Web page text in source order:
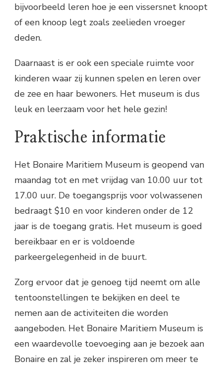
bijvoorbeeld leren hoe je een vissersnet knoopt
of een knoop legt zoals zeelieden vroeger
deden.
Daarnaast is er ook een speciale ruimte voor
kinderen waar zij kunnen spelen en leren over
de zee en haar bewoners. Het museum is dus
leuk en leerzaam voor het hele gezin!
Praktische informatie
Het Bonaire Maritiem Museum is geopend van
maandag tot en met vrijdag van 10.00 uur tot
17.00 uur. De toegangsprijs voor volwassenen
bedraagt $10 en voor kinderen onder de 12
jaar is de toegang gratis. Het museum is goed
bereikbaar en er is voldoende
parkeergelegenheid in de buurt.
Zorg ervoor dat je genoeg tijd neemt om alle
tentoonstellingen te bekijken en deel te
nemen aan de activiteiten die worden
aangeboden. Het Bonaire Maritiem Museum is
een waardevolle toevoeging aan je bezoek aan
Bonaire en zal je zeker inspireren om meer te